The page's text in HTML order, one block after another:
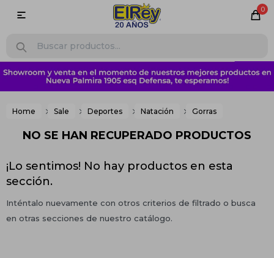
0

Home Sale Deportes Natación Gorras
NO SE HAN RECUPERADO PRODUCTOS
¡Lo sentimos! No hay productos en esta
sección.
Inténtalo nuevamente con otros criterios de filtrado o busca
en otras secciones de nuestro catálogo.